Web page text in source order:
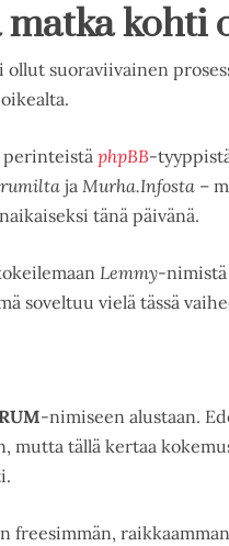
kohti
suoraviivainen
phpBB-
ja Murha.Infosta –
tänä päivänä.
Lemmy-nimistä
soveltuu vielä tässä
-nimiseen alustaan.
mutta tällä kertaa
freesimmän,